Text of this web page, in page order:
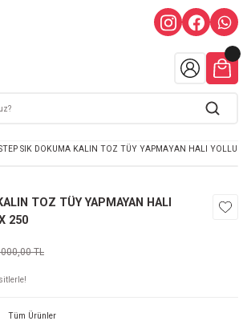
SIK DOKUMA KALIN TOZ TÜY YAPMAYAN HALI
TOZ TÜY YAPMAYAN HALI
250
TL
Tüm Ürünler